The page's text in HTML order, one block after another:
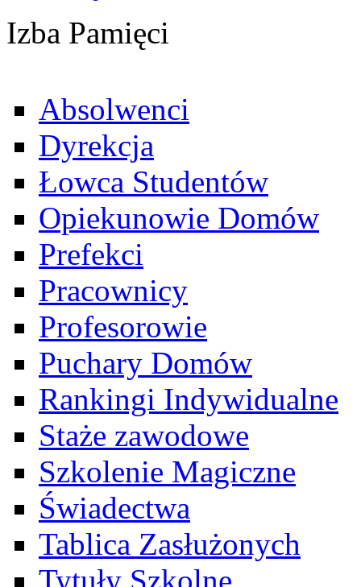
Izba Pamięci
Absolwenci
Dyrekcja
Łowca Studentów
Opiekunowie Domów
Prefekci
Pracownicy
Profesorowie
Puchary Domów
Rankingi Indywidualne
Staże zawodowe
Szkolenie Magiczne
Świadectwa
Tablica Zasłużonych